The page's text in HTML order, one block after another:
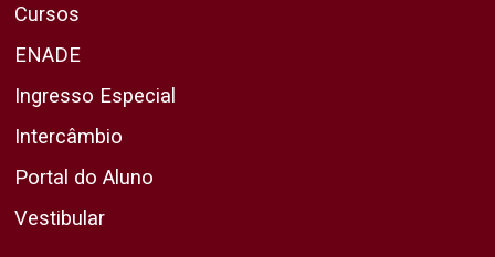
Cursos
ENADE
Ingresso Especial
Intercâmbio
Portal do Aluno
Vestibular